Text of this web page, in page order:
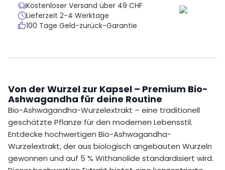
Kostenloser Versand über 49 CHF
Lieferzeit 2-4 Werktage
100 Tage Geld-zurück-Garantie
Von der Wurzel zur Kapsel – Premium Bio-
Ashwagandha für deine Routine
Bio-Ashwagandha-Wurzelextrakt – eine traditionell
geschätzte Pflanze für den modernen Lebensstil.
Entdecke hochwertigen Bio-Ashwagandha-
Wurzelextrakt, der aus biologisch angebauten Wurzeln
gewonnen und auf 5 % Withanolide standardisiert wird.